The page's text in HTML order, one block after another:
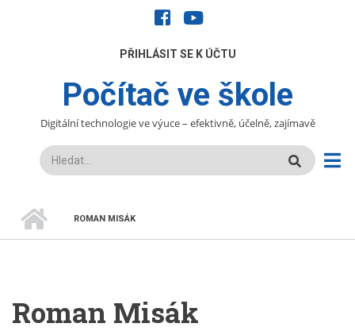
facebookyoutube
UŽIVATELÉPŘIHLÁSIT SE K ÚČTU
Počítač ve škole
Digitální technologie ve výuce – efektivně, účelně, zajímavě
Hledat
DROBEČKOVÁ
ROMAN MISÁK
Roman Misák